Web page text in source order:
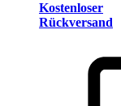
Kostenloser
Rückversand